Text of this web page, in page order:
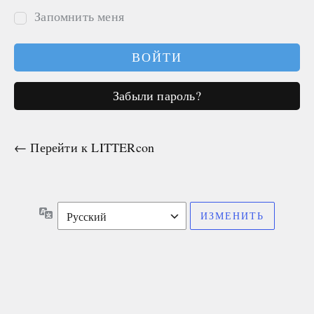
Запомнить меня
Забыли пароль?
← Перейти к LITTERcon
Язык